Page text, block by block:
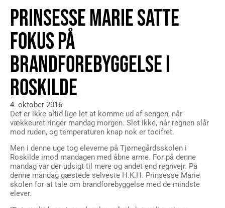
PRINSESSE MARIE SATTE
FOKUS PÅ
BRANDFOREBYGGELSE I
ROSKILDE
4. oktober 2016
Det er ikke altid lige let at komme ud af sengen, når
vækkeuret ringer mandag morgen. Slet ikke, når regnen slår
mod ruden, og temperaturen knap nok er tocifret.
Men i denne uge tog eleverne på Tjørnegårdsskolen i
Roskilde imod mandagen med åbne arme. For på denne
mandag var der udsigt til mere og andet end regnvejr. På
denne mandag gæstede selveste H.K.H. Prinsesse Marie
skolen for at tale om brandforebyggelse med de mindste
elever.